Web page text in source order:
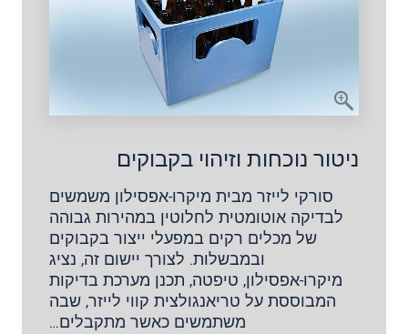
ניטור נוכחות וזיהוי בקבוקים
סורקי לייזר מבית מיקרו-אפסילון משמשים
לבדיקה אוטומטית לחלוטין במהירות גבוהה
של מכלים רקים במפעלי ייצור בקבוקים
ובמבשלות. לצורך יישום זה, נציג
מיקרו-אפסילון, טיפטה, תכנן מערכת בדיקות
המבוססת על טריאנגולצית קווי לייזר, שבה
משתמשים כאשר מתקבלים…